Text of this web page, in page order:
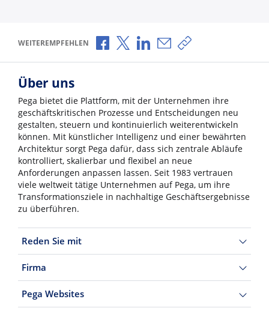
WEITEREMPFEHLEN Über Facebook teilen
Über X teilen
Über LinkedIn teilen
Über E-Mail teilen
Link zum Teilen
Über uns
Pega bietet die Plattform, mit der Unternehmen ihre
geschäftskritischen Prozesse und Entscheidungen neu
gestalten, steuern und kontinuierlich weiterentwickeln
können. Mit künstlicher Intelligenz und einer bewährten
Architektur sorgt Pega dafür, dass sich zentrale Abläufe
kontrolliert, skalierbar und flexibel an neue
Anforderungen anpassen lassen. Seit 1983 vertrauen
viele weltweit tätige Unternehmen auf Pega, um ihre
Transformationsziele in nachhaltige Geschäftsergebnisse
zu überführen.
Reden Sie mit
Firma
Pega Websites